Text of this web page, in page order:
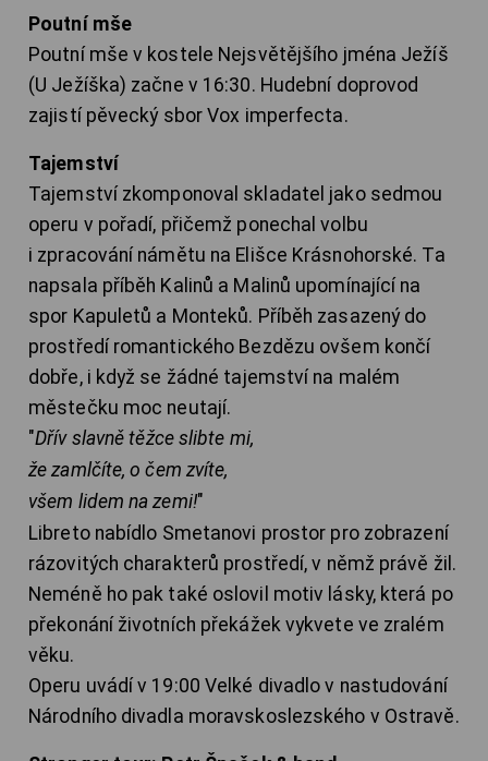
Poutní mše
Poutní mše v kostele Nejsvětějšího jména Ježíš
(U Ježíška) začne v 16:30. Hudební doprovod
zajistí pěvecký sbor Vox imperfecta.
Tajemství
Tajemství zkomponoval skladatel jako sedmou
operu v pořadí, přičemž ponechal volbu
i zpracování námětu na Elišce Krásnohorské. Ta
napsala příběh Kalinů a Malinů upomínající na
spor Kapuletů a Monteků. Příběh zasazený do
prostředí romantického Bezdězu ovšem končí
dobře, i když se žádné tajemství na malém
městečku moc neutají.
"Dřív slavně těžce slibte mi,
že zamlčíte, o čem zvíte,
všem lidem na zemi!"
Libreto nabídlo Smetanovi prostor pro zobrazení
rázovitých charakterů prostředí, v němž právě žil.
Neméně ho pak také oslovil motiv lásky, která po
překonání životních překážek vykvete ve zralém
věku.
Operu uvádí v 19:00 Velké divadlo v nastudování
Národního divadla moravskoslezského v Ostravě.